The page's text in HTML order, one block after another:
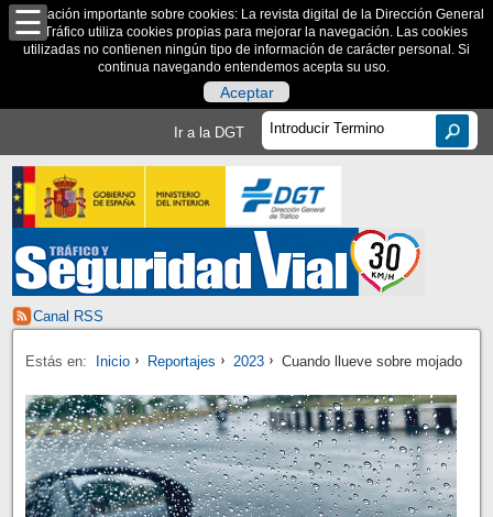
Información importante sobre cookies: La revista digital de la Dirección General
de Tráfico utiliza cookies propias para mejorar la navegación. Las cookies
utilizadas no contienen ningún tipo de información de carácter personal. Si
continua navegando entendemos acepta su uso.
Aceptar
Ir a la DGT
Canal RSS
Estás en: Inicio Reportajes 2023 Cuando llueve sobre mojado